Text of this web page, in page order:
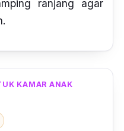
ranjang agar
KAMAR ANAK